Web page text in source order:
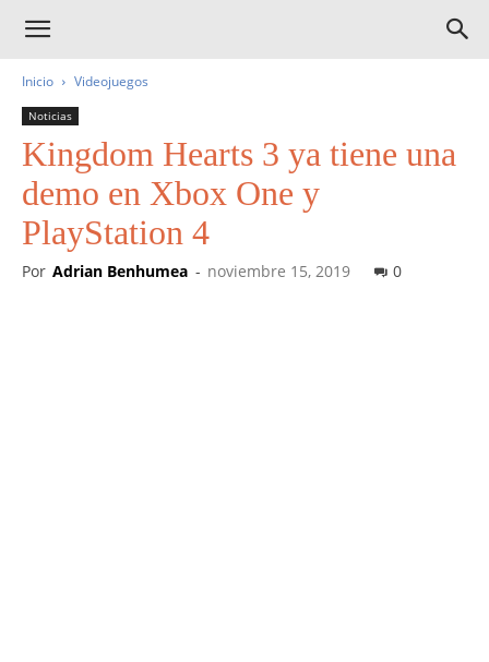
Inicio Videojuegos
Noticias
Kingdom Hearts 3 ya tiene una
demo en Xbox One y
PlayStation 4
Por Adrian Benhumea - noviembre 15, 2019 0